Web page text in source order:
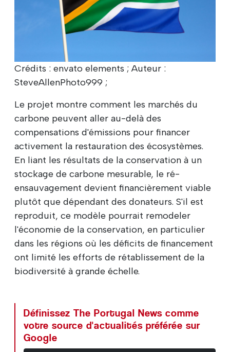
Crédits : envato elements ; Auteur :
SteveAllenPhoto999 ;
Le projet montre comment les marchés du
carbone peuvent aller au-delà des
compensations d'émissions pour financer
activement la restauration des écosystèmes.
En liant les résultats de la conservation à un
stockage de carbone mesurable, le ré-
ensauvagement devient financièrement viable
plutôt que dépendant des donateurs. S'il est
reproduit, ce modèle pourrait remodeler
l'économie de la conservation, en particulier
dans les régions où les déficits de financement
ont limité les efforts de rétablissement de la
biodiversité à grande échelle.
Définissez The Portugal News comme
votre source d'actualités préférée sur
Google